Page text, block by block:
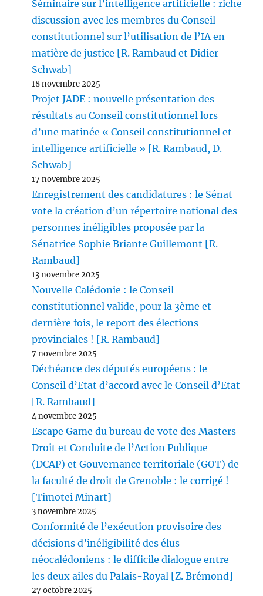
Séminaire sur l’intelligence artificielle : riche
discussion avec les membres du Conseil
constitutionnel sur l’utilisation de l’IA en
matière de justice [R. Rambaud et Didier
Schwab]
18 novembre 2025
Projet JADE : nouvelle présentation des
résultats au Conseil constitutionnel lors
d’une matinée « Conseil constitutionnel et
intelligence artificielle » [R. Rambaud, D.
Schwab]
17 novembre 2025
Enregistrement des candidatures : le Sénat
vote la création d’un répertoire national des
personnes inéligibles proposée par la
Sénatrice Sophie Briante Guillemont [R.
Rambaud]
13 novembre 2025
Nouvelle Calédonie : le Conseil
constitutionnel valide, pour la 3ème et
dernière fois, le report des élections
provinciales ! [R. Rambaud]
7 novembre 2025
Déchéance des députés européens : le
Conseil d’Etat d’accord avec le Conseil d’Etat
[R. Rambaud]
4 novembre 2025
Escape Game du bureau de vote des Masters
Droit et Conduite de l’Action Publique
(DCAP) et Gouvernance territoriale (GOT) de
la faculté de droit de Grenoble : le corrigé !
[Timotei Minart]
3 novembre 2025
Conformité de l’exécution provisoire des
décisions d’inéligibilité des élus
néocalédoniens : le difficile dialogue entre
les deux ailes du Palais-Royal [Z. Brémond]
27 octobre 2025